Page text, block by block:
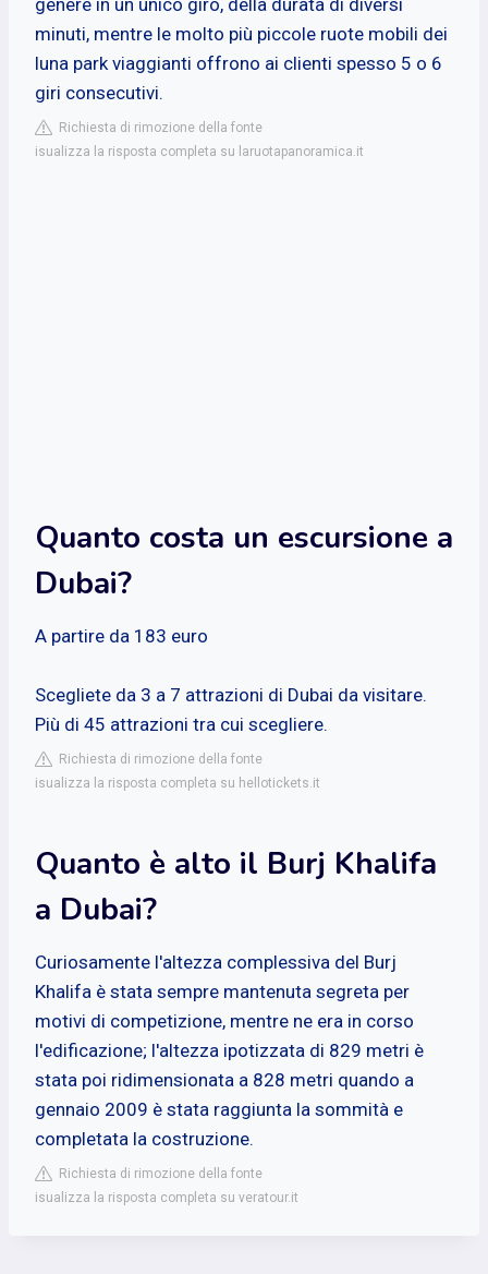
minuti, mentre le molto più piccole ruote mobili dei
luna park viaggianti offrono ai clienti spesso 5 o 6
giri consecutivi.
Richiesta di rimozione della fonte
isualizza la risposta completa su laruotapanoramica.it
Quanto costa un escursione a
Dubai?
A partire da 183 euro
Scegliete da 3 a 7 attrazioni di Dubai da visitare.
Più di 45 attrazioni tra cui scegliere.
Richiesta di rimozione della fonte
isualizza la risposta completa su hellotickets.it
Quanto è alto il Burj Khalifa
a Dubai?
Curiosamente l'altezza complessiva del Burj
Khalifa è stata sempre mantenuta segreta per
motivi di competizione, mentre ne era in corso
l'edificazione; l'altezza ipotizzata di 829 metri è
stata poi ridimensionata a 828 metri quando a
gennaio 2009 è stata raggiunta la sommità e
completata la costruzione.
Richiesta di rimozione della fonte
isualizza la risposta completa su veratour.it